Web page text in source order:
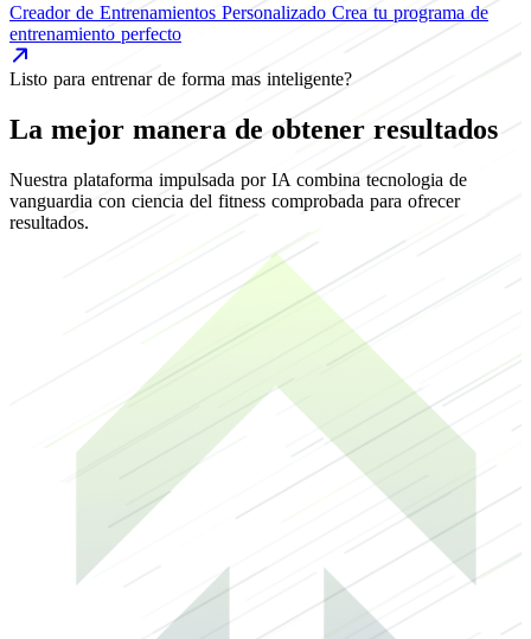
Creador de Entrenamientos Personalizado Crea tu programa de
entrenamiento perfecto
Listo para entrenar de forma mas inteligente?
La mejor manera de obtener resultados
Nuestra plataforma impulsada por IA combina tecnologia de
vanguardia con ciencia del fitness comprobada para ofrecer
resultados.